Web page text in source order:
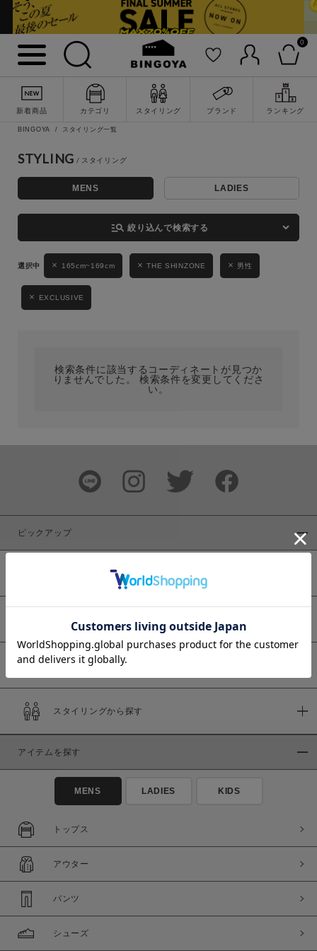
0
新着商品 カテゴリ スタイリング ブランド ランキング
詳細検索
キーワード
性別
MENS LADIES KIDS
ブランド
商品タイプ
通常商品
セール価格
在庫
在庫あり
BINGOYA スタイリング一覧
STYLING
MENS LADIES
manage_search 絞り込んで検索する
165cm~169cm THE SHINZONE 男性
EXCLUSIVE
検索条件に該当するコーディネートが見つか
りませんでした。 検索条件を変更してくださ
い。
ピックアップ
予約商品
スタイリングから探す
アイテムを探す
MENS LADIES KIDS
トップス
アウター
パンツ
シューズ